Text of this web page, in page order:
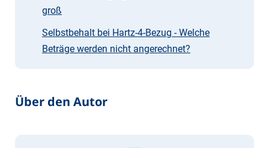
groß
Selbstbehalt bei Hartz-4-Bezug - Welche
Beträge werden nicht angerechnet?
Über den Autor